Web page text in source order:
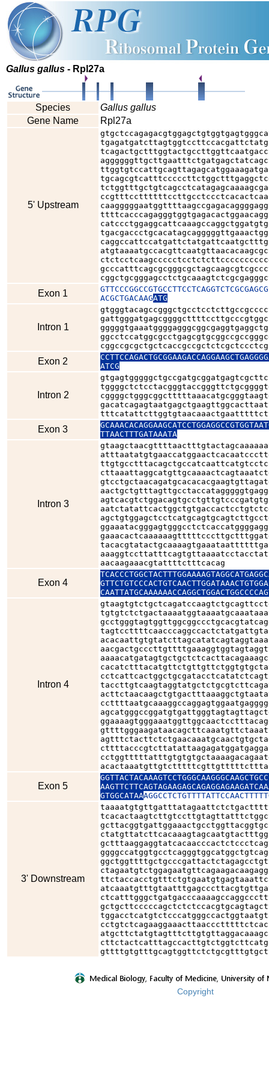
Gallus gallus - Rpl27a
Species
Gallus gallus
Gene Name
Rpl27a
5' Upstream
Exon 1
ACGCTGACAAGATG
Intron 1
Exon 2
ATCG
Intron 2
Exon 3
TTAACTTTGATAAATA
Intron 3
aacaagaaacgtattttctttcacag
Exon 4
Intron 4
Exon 5
GTGGCATAA
3' Downstream
Copyright